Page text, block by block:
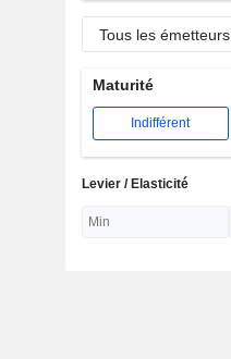
Tous les émetteurs
Maturité
Indifférent
Levier / Elasticité